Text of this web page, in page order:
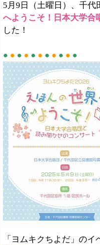
5月9日（土曜日）、千
へようこそ！日本大学合
した！
● ● ● ● ● ● ● ● ● ● ●
「ヨムキクちよだ」の